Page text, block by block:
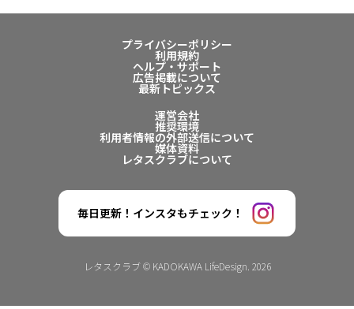
プライバシーポリシー
利用規約
ヘルプ・サポート
広告掲載について
最新トピックス
運営会社
推奨環境
利用者情報の外部送信について
媒体資料
レタスクラブについて
毎日更新！インスタもチェック！
レタスクラブ © KADOKAWA LifeDesign. 2026